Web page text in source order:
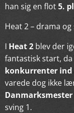
han sig en flot5.
Heat 2 – drama
I Heat 2 blev der
fantastisk start,
konkurrenter ind
varede dog ikke
sving 1.